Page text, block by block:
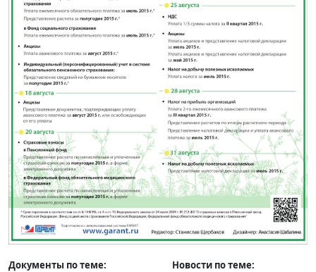
Документы по теме: Новости по теме: